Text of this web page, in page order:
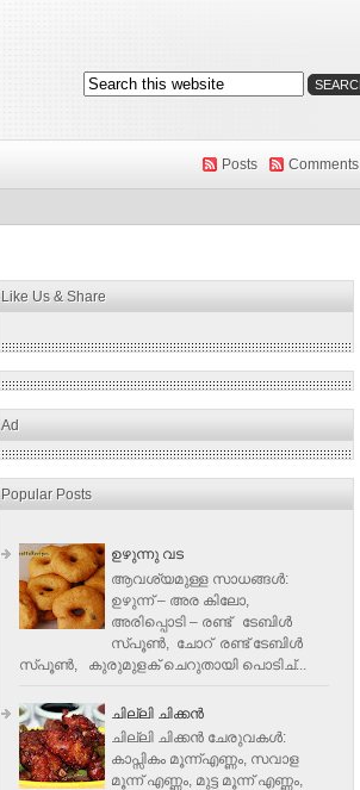
Posts Comments
Like Us & Share
Ad
Popular Posts
ഉഴുന്നു വട
ആവശ്യമുള്ള സാധങ്ങൾ:
ഉഴുന്ന് – അര കിലോ,
അരിപ്പൊടി – രണ്ട് ടേബിൾ
സ്പൂൺ, ചോറ് രണ്ട് ടേബിള്‍
സ്പൂണ്‍, കുരുമുളക് ചെറുതായി പൊടിച്...
ചില്ലി ചിക്കൻ
ചില്ലി ചിക്കൻ ചേരുവകള്‍:
കാപ്സികം മൂന്ന്എണ്ണം, സവാള
മൂന്ന് എണ്ണം, മുട്ട മൂന്ന് എണ്ണം,